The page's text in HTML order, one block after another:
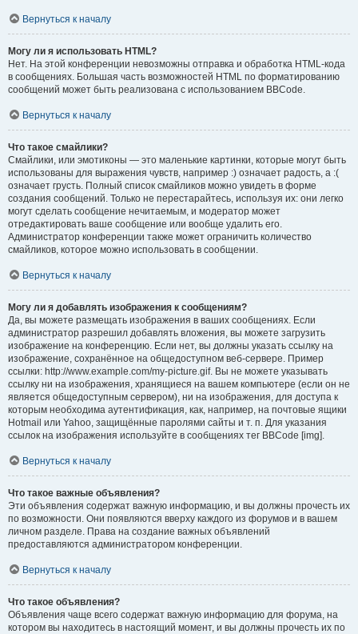
Вернуться к началу
Могу ли я использовать HTML?
Нет. На этой конференции невозможны отправка и обработка HTML-кода
в сообщениях. Большая часть возможностей HTML по форматированию
сообщений может быть реализована с использованием BBCode.
Вернуться к началу
Что такое смайлики?
Смайлики, или эмотиконы — это маленькие картинки, которые могут быть
использованы для выражения чувств, например :) означает радость, а :(
означает грусть. Полный список смайликов можно увидеть в форме
создания сообщений. Только не перестарайтесь, используя их: они легко
могут сделать сообщение нечитаемым, и модератор может
отредактировать ваше сообщение или вообще удалить его.
Администратор конференции также может ограничить количество
смайликов, которое можно использовать в сообщении.
Вернуться к началу
Могу ли я добавлять изображения к сообщениям?
Да, вы можете размещать изображения в ваших сообщениях. Если
администратор разрешил добавлять вложения, вы можете загрузить
изображение на конференцию. Если нет, вы должны указать ссылку на
изображение, сохранённое на общедоступном веб-сервере. Пример
ссылки: http://www.example.com/my-picture.gif. Вы не можете указывать
ссылку ни на изображения, хранящиеся на вашем компьютере (если он не
является общедоступным сервером), ни на изображения, для доступа к
которым необходима аутентификация, как, например, на почтовые ящики
Hotmail или Yahoo, защищённые паролями сайты и т. п. Для указания
ссылок на изображения используйте в сообщениях тег BBCode [img].
Вернуться к началу
Что такое важные объявления?
Эти объявления содержат важную информацию, и вы должны прочесть их
по возможности. Они появляются вверху каждого из форумов и в вашем
личном разделе. Права на создание важных объявлений
предоставляются администратором конференции.
Вернуться к началу
Что такое объявления?
Объявления чаще всего содержат важную информацию для форума, на
котором вы находитесь в настоящий момент, и вы должны прочесть их по